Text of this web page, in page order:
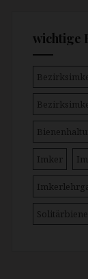
wichtige
Imker